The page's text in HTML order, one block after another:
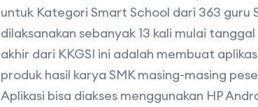
untuk Kategori Smart School dari 363
dilaksanakan sebanyak 13 kali mulai
akhir dari KKGSI ini adalah membuat
produk hasil karya SMK masing-masing
Aplikasi bisa diakses menggunakan HP